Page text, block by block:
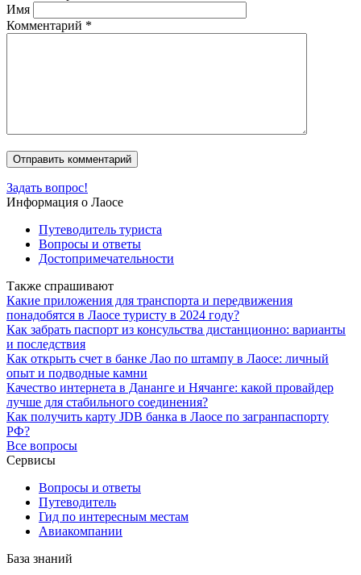
Имя
Комментарий *
Задать вопрос!
Информация о Лаосе
Путеводитель туриста
Вопросы и ответы
Достопримечательности
Также спрашивают
Какие приложения для транспорта и передвижения
понадобятся в Лаосе туристу в 2024 году?
Как забрать паспорт из консульства дистанционно: варианты
и последствия
Как открыть счет в банке Лао по штампу в Лаосе: личный
опыт и подводные камни
Качество интернета в Дананге и Нячанге: какой провайдер
лучше для стабильного соединения?
Как получить карту JDB банка в Лаосе по загранпаспорту
РФ?
Все вопросы
Сервисы
Вопросы и ответы
Путеводитель
Гид по интересным местам
Авиакомпании
База знаний